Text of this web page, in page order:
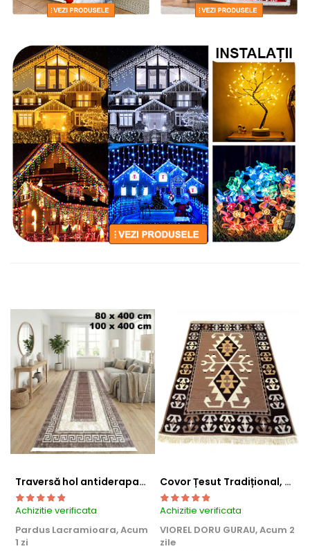
Traversă hol antiderapantă, 400 cm, model clasic geometric, bej-maro
Achizitie verificata
Pardus Lacramioara,Acum
1 zi
Covor Țesut Tradițional, 2 fețe, 80x200 cm, CTT325
Achizitie verificata
VIOREL DORU GURAU,Acum 2
zile